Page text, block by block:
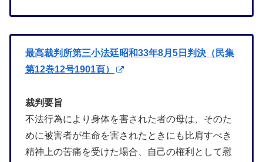
最高裁判所第三小法廷昭和33年8月5日判決（民集
第12巻12号1901頁）
裁判要旨
不法行為により身体を害された者の母は、そのた
めに被害者が生命を害されたときにも比肩すべき
精神上の苦痛を受けた場合、自己の権利として慰